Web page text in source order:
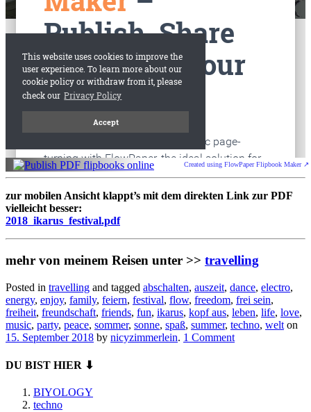
Created using FlowPaper Flipbook Maker ↗
zur mobilen Ansicht klappt’s mit dem direkten Link zur PDF
vielleicht besser:
2018_ikarus_festival.pdf
mehr von meinem Reisen unter >> travelling
Posted in travelling and tagged abschalten, auszeit, dance, electro,
energy, enjoy, family, feiern, festival, flow, freedom, frei sein,
freiheit, freundschaft, friends, fun, ikarus, kopf aus, leben, life, love,
music, party, peace, sommer, sonne, spaß, summer, techno, welt on
15. September 2018 by nicyzimmerlein. 1 Comment
DU BIST HIER ⬇
BIYOLOGY
techno